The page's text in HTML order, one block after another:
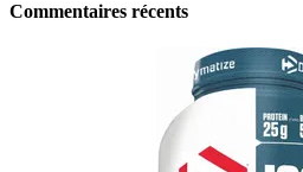
Commentaires récents